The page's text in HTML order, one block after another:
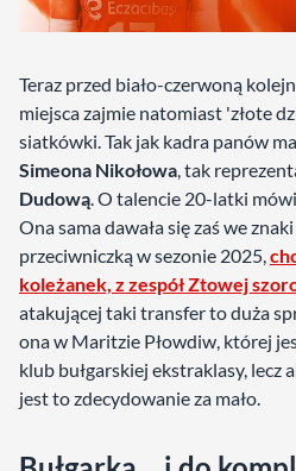
Teraz przed biało-czerwoną
miejsca zajmie natomiast 'złote
siatkówki. Tak jak kadra panów
Simeona Nikołowa, tak
Dudową. O talencie 20-latki
Ona sama dawała się zaś we
przeciwniczką w sezonie 2025,
koleżanek, z zespół Ztowej
atakującej taki transfer to duża
ona w Maritzie Płowdiw, której
klub bułgarskiej ekstraklasy,
jest to zdecydowanie za mało.